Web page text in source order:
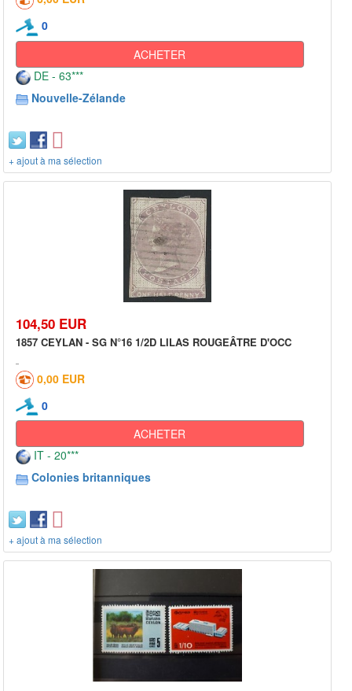
0
ACHETER
DE - 63***
Nouvelle-Zélande
+ ajout à ma sélection
104,50 EUR
1857 CEYLAN - SG N°16 1/2D LILAS ROUGEÂTRE D'OCC
0,00 EUR
0
ACHETER
IT - 20***
Colonies britanniques
+ ajout à ma sélection